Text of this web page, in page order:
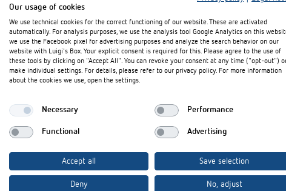
Downloads
Ausschreibungstext DOC
Datenblatt
In den Dokumentenkorb
Our usage of cookies
We use technical cookies for the correct functioning of our website. These are activated
automatically. For analysis purposes, we use the analysis tool Google Analytics on this
we use the Facebook pixel for advertising purposes and analyze the search behavior on our
website with Luigi's Box. Your explicit consent is required for this. Please agree to the use of
these tools by clicking on "Accept All". You can revoke your consent at any time ("opt-out")
make individual settings. For details, please refer to our privacy policy. For more information
about the cookies we use, open the settings.
Necessary Performance
Functional Advertising
Accept all Save selection
Deny No, adjust